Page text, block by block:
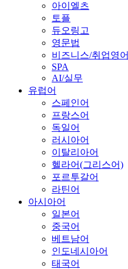
아이엘츠
토플
듀오링고
영문법
비즈니스/취업영어
SPA
AI/실무
유럽어
스페인어
프랑스어
독일어
러시아어
이탈리아어
헬라어(그리스어)
포르투갈어
라틴어
아시아어
일본어
중국어
베트남어
인도네시아어
태국어